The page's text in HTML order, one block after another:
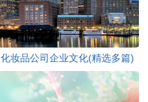
化妆品公司企业文化(精选多篇)
[此文共6398字]